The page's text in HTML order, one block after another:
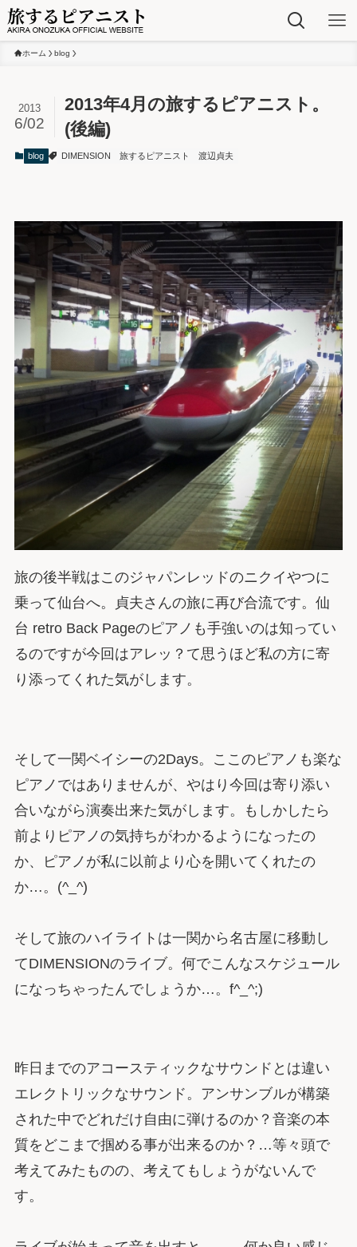
ホーム blog
2013年4月の旅するピアニスト。
(後編)
2013
6/02
blog DIMENSION 旅するピアニスト 渡辺貞夫
旅の後半戦はこのジャパンレッドのニクイやつに
乗って仙台へ。貞夫さんの旅に再び合流です。仙
台 retro Back Pageのピアノも手強いのは知ってい
るのですが今回はアレッ？て思うほど私の方に寄
り添ってくれた気がします。
そして一関ベイシーの2Days。ここのピアノも楽な
ピアノではありませんが、やはり今回は寄り添い
合いながら演奏出来た気がします。もしかしたら
前よりピアノの気持ちがわかるようになったの
か、ピアノが私に以前より心を開いてくれたの
か…。(^_^)
そして旅のハイライトは一関から名古屋に移動し
てDIMENSIONのライブ。何でこんなスケジュール
になっちゃったんでしょうか…。f^_^;)
昨日までのアコースティックなサウンドとは違い
エレクトリックなサウンド。アンサンブルが構築
された中でどれだけ自由に弾けるのか？音楽の本
質をどこまで掴める事が出来るのか？…等々頭で
考えてみたものの、考えてもしょうがないんで
す。